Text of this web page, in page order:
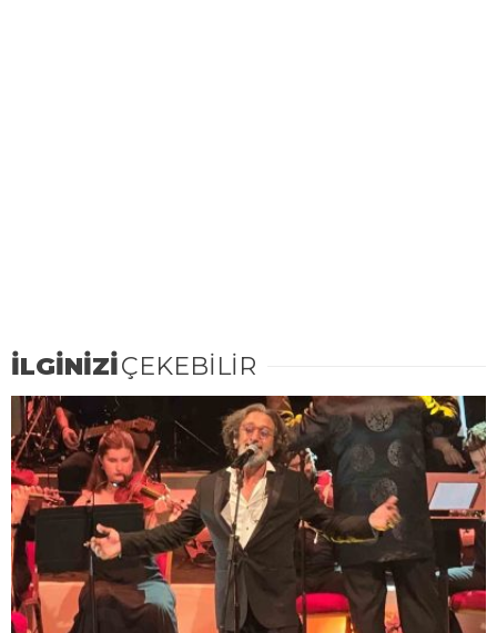
İLGİNİZİÇEKEBİLİR